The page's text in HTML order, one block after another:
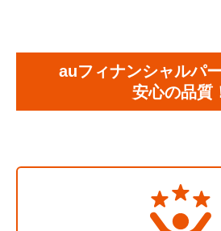
auフィナンシャルパ
安心の品質